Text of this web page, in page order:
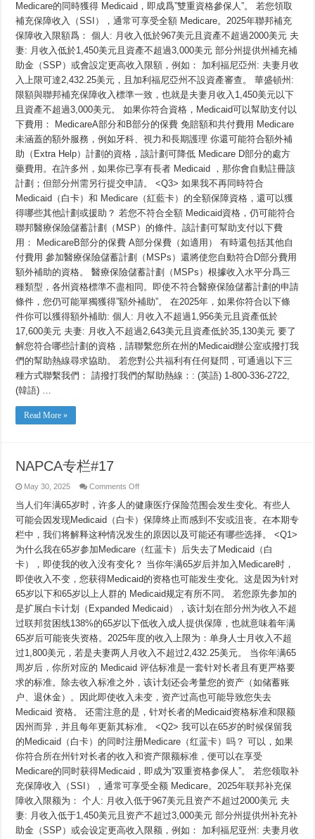
Medicare的同時獲得 Medicaid，即成爲”雙重資格參保人”。 若您領取
補充保障收入（SSI），通常可享受全額 Medicare。2025年聯邦補充
保障收入限額爲： 個人: 月收入低於967美元且資產不超過2000美元 夫
妻: 月收入低於1,450美元且資產不超過3,000美元 部分州提供州補充補
助金（SSP）或會設定更高收入限額，例如： 加利福尼亞州: 夫妻月收
入上限可達2,432.25美元，且加利福尼亞州不設資產審查。 華盛頓州:
限額與聯邦補充保障收入標準一致，也就是夫妻月收入1,450美元以下
且資產不超過3,000美元。 如果你符合資格，Medicaid可以幫助支付以
下費用： MedicareA部分和B部分的保費 免賠額和共付費用 Medicare
未涵蓋的額外服務，例如牙科、視力和長期護理 你還可能符合額外補
助（Extra Help）計劃的資格，該計劃可降低 Medicare D部分的處方
藥費用。在許多州，如果你已享有長者 Medicaid ，那你會自動註冊該
計劃；但部分州需另行提交申請。 <Q3> 如果我不再同時符合
Medicaid（白卡）和 Medicare（紅藍卡）的全額保障資格，還可以獲
得哪些其他計劃或援助？ 若您不符合全額 Medicaid資格，仍可能符合
聯邦醫療保險儲蓄計劃（MSP）的條件。該計劃可幫助支付以下費
用： MedicareB部分的保費 A部分保費（如適用） 有時還包括其他自
付費用 參加醫療保險儲蓄計劃（MSPs）還將使您自動符合D部分費用
額外補助的資格。 醫療保險儲蓄計劃（MSPs）根據收入水平分爲三
種類型，各州資格標準不盡相同。即使不符合醫療保險儲蓄計劃的申請
條件，您仍可能單獨獲得”額外補助”。 在2025年，如果你符合以下條
件你可以獲得額外補助: 個人: 月收入不超過1,956美元且資產低於
17,600美元 夫妻: 月收入不超過2,643美元且資產低於35,130美元 要了
解您符合哪些計劃的資格，請聯繫您所在州的Medicaid辦公室或撥打我
們的幫助熱線尋求協助。 若您對公共福利有任何疑問，可通過以下三
種方式聯繫我們： 請撥打我們的幫助熱線：: (英語) 1-800-336-2722,
(韓語) …
Read More »
NAPCA专栏#17
May 30, 2025 Comments Offon
专
栏
#17
当人们年满65岁时，许多人的健康医疗保险范围会发生变化。有些人
可能会因发现Medicaid（白卡）保障终止而感到不安或沮丧。在本期专
栏中，我们将解释这种情况发生的原因以及可能还有哪些选择。 <Q1>
为什么我在65岁参加Medicare（红蓝卡）后失去了Medicaid（白
卡），即使我的收入没有变化？ 当你年满65岁后并加入Medicare时，
即使收入不变，您获得Medicaid的资格也可能发生变化。这是因为针对
65岁以下和65岁以上人群的 Medicaid规定有所不同。 若您原先参加的
是扩展白卡计划（Expanded Medicaid），该计划在部分州为收入不超
过联邦贫困线138%的65岁以下低收入成人提供保障，也就意味着年满
65岁后可能丧失资格。2025年度的收入上限为：单身人士月收入不超
过1,800美元，若是夫妻两人月收入不超过2,432.25美元。 当你年满65
周岁后，你所对应的 Medicaid 评估标准是一套针对长者且有更严格要
求的标准。除去收入标准之外，该计划还会考量您的资产（如储蓄账
户、退休金）。因此即使收入未变，资产过高也可能导致您失去
Medicaid 资格。 还需注意的是，针对长者的Medicaid资格标准和限额
因州而异，并且每年更新其标准。 <Q2> 我可以在65岁的时候保留我
的Medicaid（白卡）的同时注册Medicare（红蓝卡）吗？ 可以，如果
你符合所在州针对长者的收入和资产限额标准，便可以在享受
Medicare的同时获得Medicaid，即成为”双重资格参保人”。 若您领取补
充保障收入（SSI），通常可享受全额 Medicare。2025年联邦补充保
障收入限额为： 个人: 月收入低于967美元且资产不超过2000美元 夫
妻: 月收入低于1,450美元且资产不超过3,000美元 部分州提供州补充补
助金（SSP）或会设定更高收入限额，例如： 加利福尼亚州: 夫妻月收